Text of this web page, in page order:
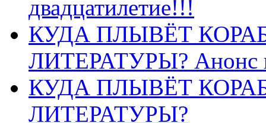
двадцатилетие!!!
КУДА ПЛЫВЁТ
ЛИТЕРАТУРЫ? Анонс
КУДА ПЛЫВЁТ
ЛИТЕРАТУРЫ?